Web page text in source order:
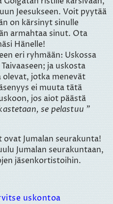
Jeesukseen. Voit pyytää
on kärsinyt sinulle
armahtaa sinut. Ota
Hänelle!
eri ryhmään: Uskossa
ja uskosta
jotka menevät
ei muuta tätä
jos aiot päästä
se pelastuu
Jumalan seurakunta!
Jumalan seurakuntaan,
jäsenkortistoihin.
uskontoa